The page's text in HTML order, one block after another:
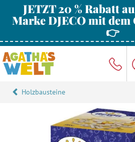
JETZT 20 % Rabatt
Marke DJECO mit dem
👉
Holzbausteine